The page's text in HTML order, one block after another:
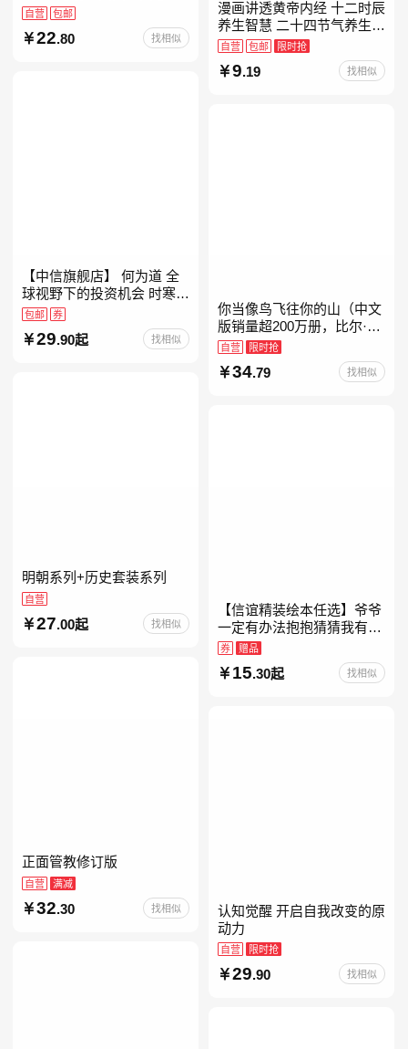
咨询入门书，知名心理学家
自营 包邮
22.80 找相似
漫画讲透黄帝内经 十二时辰
养生智慧 二十四节气养生智
慧 中医八大名著之一养生图
解 皇帝内经漫画版原版
自营 包邮 限时抢
9.19 找相似
【中信旗舰店】 何为道 全
球视野下的投资机会 时寒冰
大道 段永平投资问答录穷查
理宝典 红利指数基金指南芒
格之道 纳瓦尔
包邮 券
29.90起 找相似
你当像鸟飞往你的山（中文
版销量超200万册，比尔·盖
茨年度特别推荐！登顶《纽
约时报》畅销榜80+周，这
本书比你听说的还要
自营 限时抢
34.79 找相似
明朝系列+历史套装系列
自营
27.00起 找相似
【信谊精装绘本任选】爷爷
一定有办法抱抱猜猜我有多
爱你妈妈买绿豆我的情绪小
怪兽青蛙和蟾蜍好饿的毛毛
虫儿童故事书阅读精装绘本
券 赠品
15.30起 找相似
正面管教修订版
自营 满减
32.30 找相似
认知觉醒 开启自我改变的原
动力
自营 限时抢
29.90 找相似